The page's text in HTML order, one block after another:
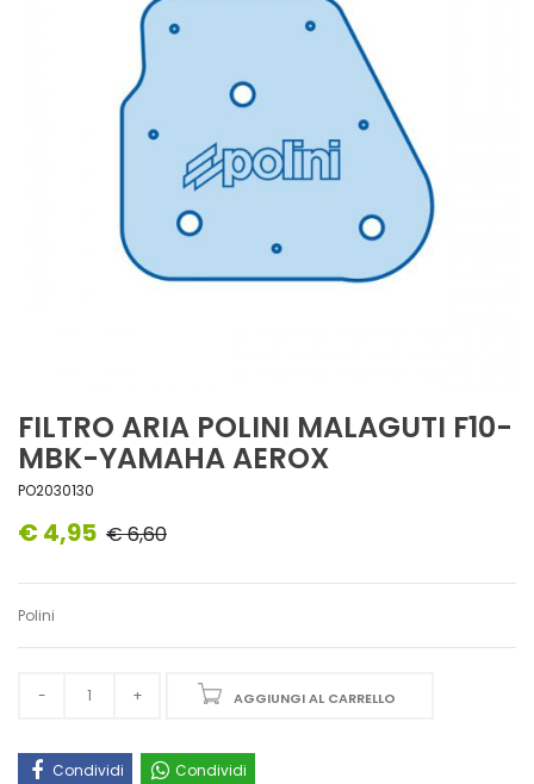
FILTRO ARIA POLINI MALAGUTI F10-
MBK-YAMAHA AEROX
PO2030130
€ 4,95 € 6,60
Polini
AGGIUNGI AL CARRELLO
Condividi Condividi